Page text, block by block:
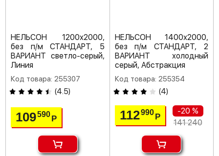
НЕЛЬСОН 1200х2000,
без п/м СТАНДАРТ, 5
ВАРИАНТ светло-серый,
Линия
Код товара: 255307
(4.5)
109590 Р
НЕЛЬСОН 1400х2000,
без п/м СТАНДАРТ, 2
ВАРИАНТ холодный
серый, Абстракция
Код товара: 255354
(4)
112990 Р
-20 %
141 240